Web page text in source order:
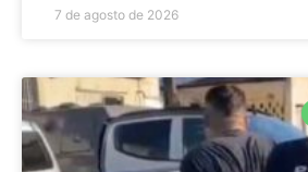
7 de agosto de 2026